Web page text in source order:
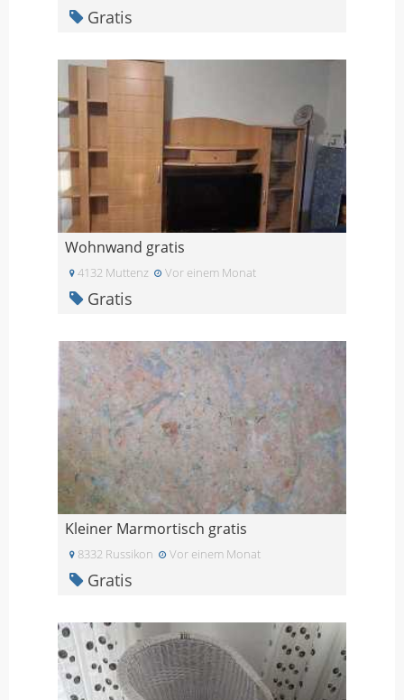
Gratis
Wohnwand gratis
4132 Muttenz Vor einem Monat
Gratis
Kleiner Marmortisch gratis
8332 Russikon Vor einem Monat
Gratis